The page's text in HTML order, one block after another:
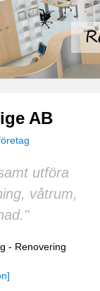
AB
utföra
våtrum,
- Renovering